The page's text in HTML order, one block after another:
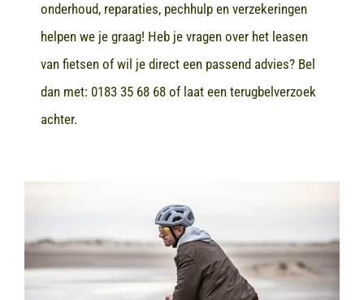
onderhoud, reparaties, pechhulp en verzekeringen
helpen we je graag! Heb je vragen over het leasen
van fietsen of wil je direct een passend advies? Bel
dan met: 0183 35 68 68of laat een terugbelverzoek
achter.